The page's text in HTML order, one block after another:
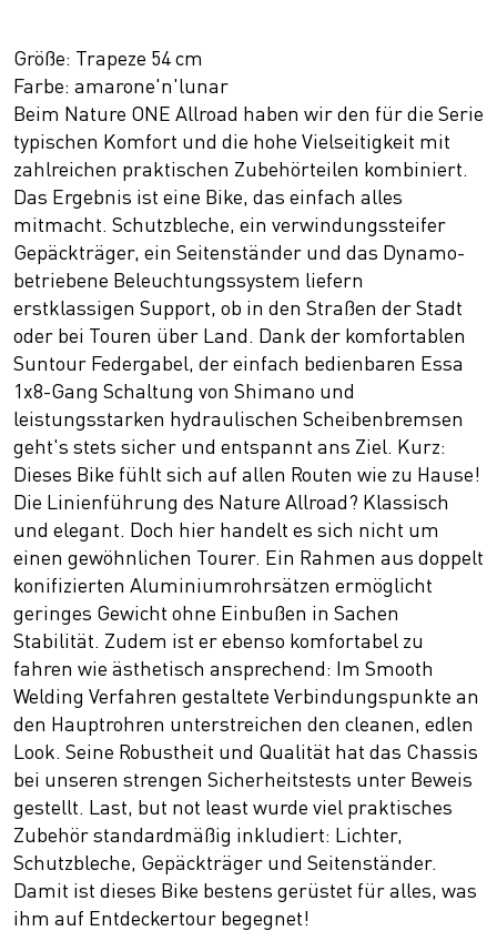
Größe: Trapeze 54 cm
Farbe: amarone'n'lunar
Beim Nature ONE Allroad haben wir den für die Serie
typischen Komfort und die hohe Vielseitigkeit mit
zahlreichen praktischen Zubehörteilen kombiniert.
Das Ergebnis ist eine Bike, das einfach alles
mitmacht. Schutzbleche, ein verwindungssteifer
Gepäckträger, ein Seitenständer und das Dynamo-
betriebene Beleuchtungssystem liefern
erstklassigen Support, ob in den Straßen der Stadt
oder bei Touren über Land. Dank der komfortablen
Suntour Federgabel, der einfach bedienbaren Essa
1x8-Gang Schaltung von Shimano und
leistungsstarken hydraulischen Scheibenbremsen
geht's stets sicher und entspannt ans Ziel. Kurz:
Dieses Bike fühlt sich auf allen Routen wie zu Hause!
Die Linienführung des Nature Allroad? Klassisch
und elegant. Doch hier handelt es sich nicht um
einen gewöhnlichen Tourer. Ein Rahmen aus doppelt
konifizierten Aluminiumrohrsätzen ermöglicht
geringes Gewicht ohne Einbußen in Sachen
Stabilität. Zudem ist er ebenso komfortabel zu
fahren wie ästhetisch ansprechend: Im Smooth
Welding Verfahren gestaltete Verbindungspunkte an
den Hauptrohren unterstreichen den cleanen, edlen
Look. Seine Robustheit und Qualität hat das Chassis
bei unseren strengen Sicherheitstests unter Beweis
gestellt. Last, but not least wurde viel praktisches
Zubehör standardmäßig inkludiert: Lichter,
Schutzbleche, Gepäckträger und Seitenständer.
Damit ist dieses Bike bestens gerüstet für alles, was
ihm auf Entdeckertour begegnet!